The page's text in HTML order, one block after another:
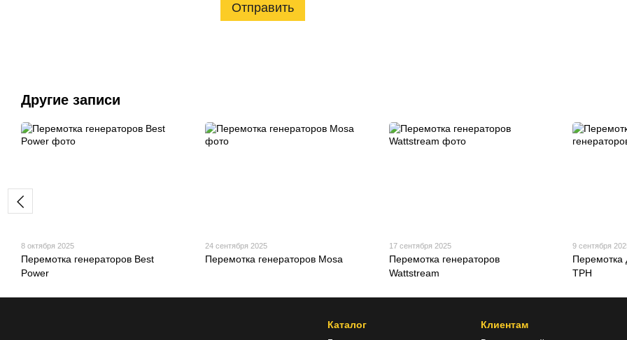
Отправить
Другие записи
8 октября 2025
Перемотка генераторов Best
Power
24 сентября 2025
Перемотка генераторов Mosa
17 сентября 2025
Перемотка генераторов
Wattstream
9 сентября
Перемотка
TPH
Каталог Клиентам